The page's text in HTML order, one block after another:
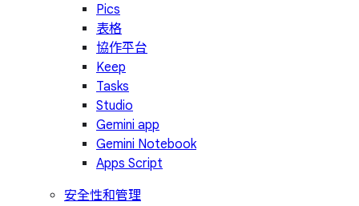
Pics
表格
協作平台
Keep
Tasks
Studio
Gemini app
Gemini Notebook
Apps Script
安全性和管理